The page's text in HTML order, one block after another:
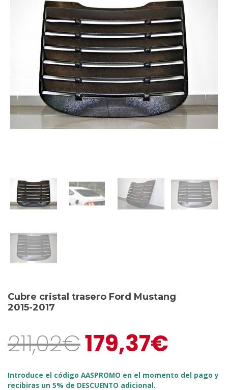
Cubre cristal trasero Ford Mustang
2015-2017
211,02€179,37€
Introduce el código AASPROMO en el momento del pago y
recibiras un 5% de DESCUENTO adicional.